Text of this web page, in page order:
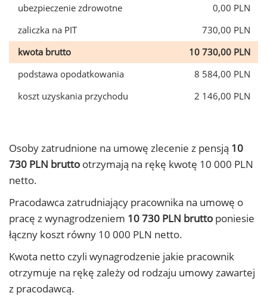
ubezpieczenie zdrowotne
0,00 PLN
zaliczka na PIT
730,00 PLN
kwota brutto
10 730,00 PLN
podstawa opodatkowania
8 584,00 PLN
koszt uzyskania przychodu
2 146,00 PLN
Osoby zatrudnione na umowę zlecenie z pensją 10
730 PLN brutto otrzymają na rękę kwotę 10 000 PLN
netto.
Pracodawca zatrudniający pracownika na umowę o
pracę z wynagrodzeniem 10 730 PLN brutto poniesie
łączny koszt równy 10 000 PLN netto.
Kwota netto czyli wynagrodzenie jakie pracownik
otrzymuje na rękę zależy od rodzaju umowy zawartej
z pracodawcą.